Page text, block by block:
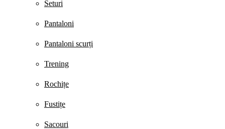
Seturi
Pantaloni
Pantaloni scurți
Trening
Rochițe
Fustițe
Sacouri